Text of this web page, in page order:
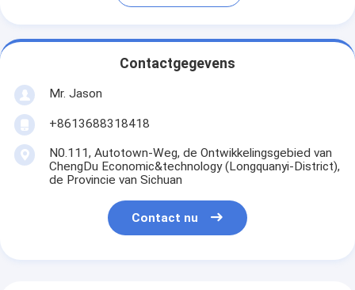
Contactgegevens
Mr. Jason
+8613688318418
N0.111, Autotown-Weg, de Ontwikkelingsgebied van
ChengDu Economic&technology (Longquanyi-District),
de Provincie van Sichuan
Contact nu